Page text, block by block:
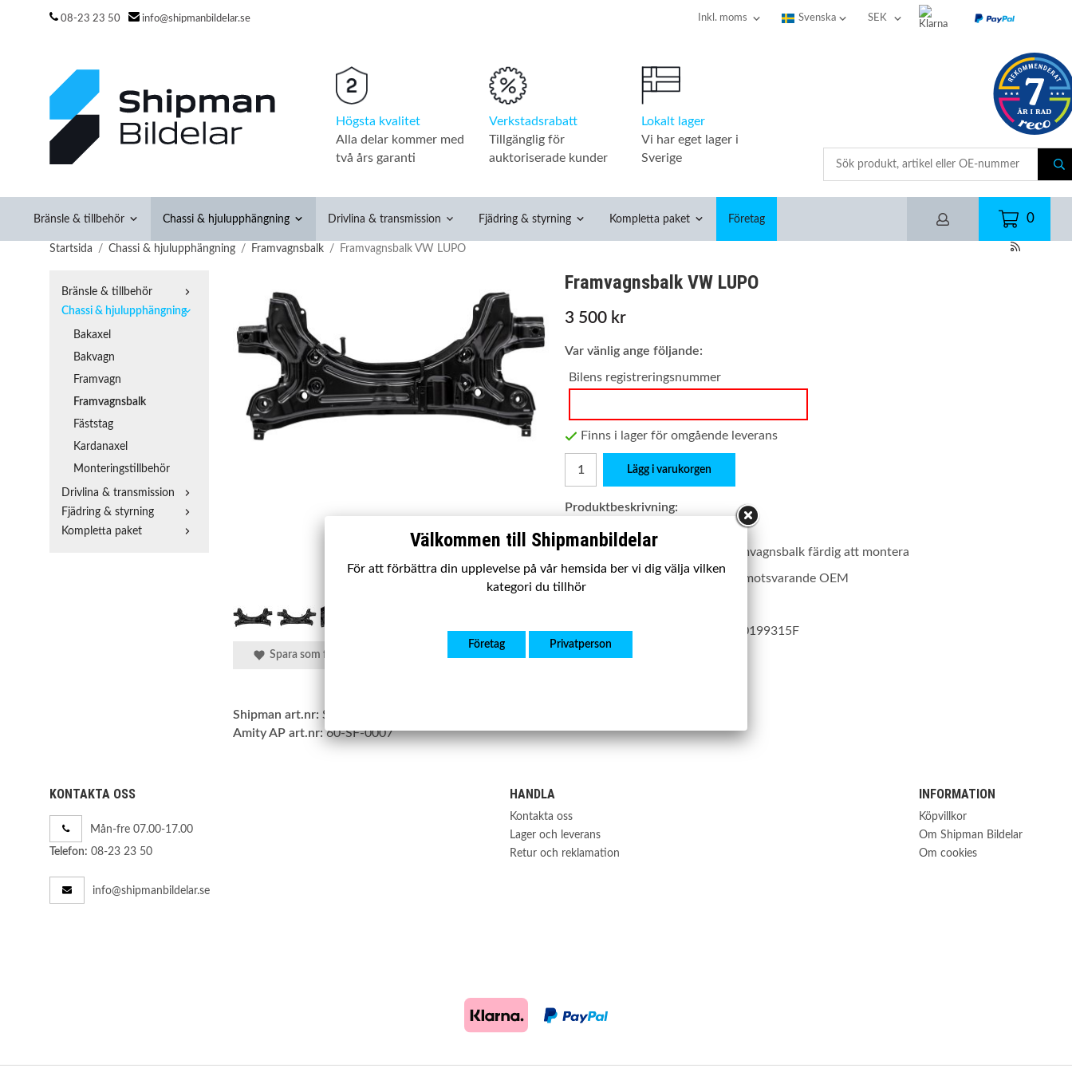
08-23 23 50 info@shipmanbildelar.se
Högsta kvalitet
Alla delar kommer med
två års garanti
Verkstadsrabatt
Tillgänglig för
auktoriserade kunder
Lokalt lager
Vi har eget lager i
Sverige
Bränsle & tillbehör Chassi & hjulupphängning Drivlina & transmission Fjädring & styrning Kompletta paket Företag 0
Startsida / Chassi & hjulupphängning / Framvagnsbalk / Framvagnsbalk VW LUPO
Bränsle & tillbehör
Chassi & hjulupphängning
Bakaxel
Bakvagn
Framvagn
Framvagnsbalk
Fäststag
Kardanaxel
Monteringstillbehör
Drivlina & transmission
Fjädring & styrning
Kompletta paket
Framvagnsbalk VW LUPO
3 500 kr
Var vänlig ange följande:
Bilens registreringsnummer
Finns i lager för omgående leverans
Lägg i varukorgen
Produktbeskrivning:
Komplett framvagnsbalk färdig att montera
Ny kvalitetsprodukt motsvarande OEM
OE nummer: 6X0 199 315 F, 6X0199315F
Spara som favorit
Shipman art.nr: SBFB108
Amity AP art.nr: 60-SF-0007
KONTAKTA OSS
Mån-fre 07.00-17.00
Telefon: 08-23 23 50
info@shipmanbildelar.se
HANDLA
Kontakta oss
Lager och leverans
Retur och reklamation
INFORMATION
Köpvillkor
Om Shipman Bildelar
Om cookies
Välkommen till Shipmanbildelar
För att förbättra din upplevelse på vår hemsida ber vi dig välja vilken
kategori du tillhör
Företag Privatperson